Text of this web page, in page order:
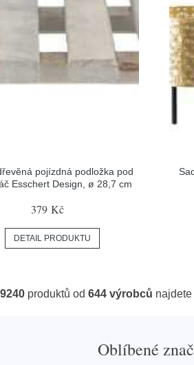
pojízdná podložka pod
Esschert Design, ø 28,7 cm
379 Kč
DETAIL PRODUKTU
produktů od 644 výrobců
Oblíbené